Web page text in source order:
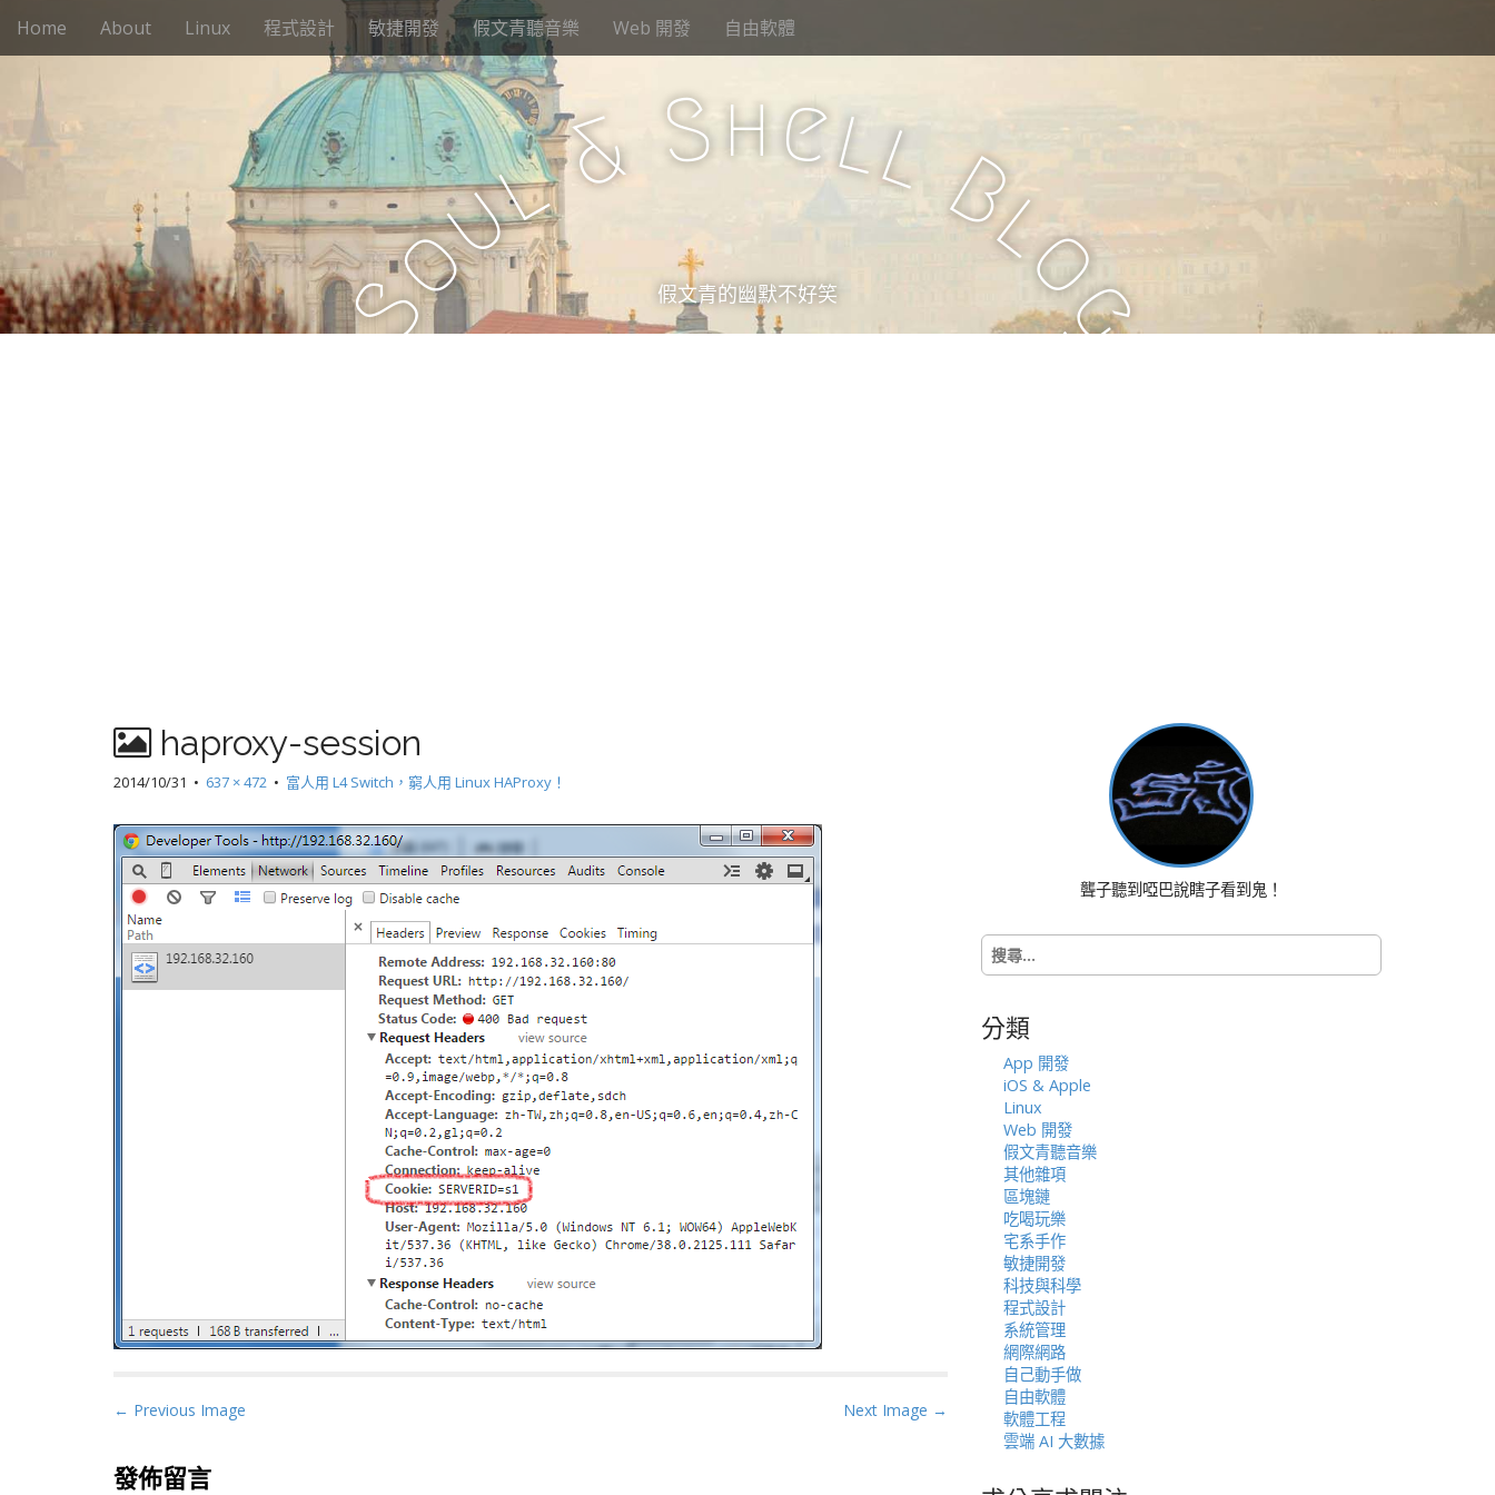
M
e
i
c
n
t
Home About Linux 程式設計 敏捷開發 假文青聽音樂 Web 開發 自由軟體
S
o
u
l& Shell B
l
o
g
假文青的幽默不好笑
haproxy-session
2014/10/31 • 637 × 472 • 富人用 L4 Switch，窮人用 Linux HAProxy！
P
s
← Previous Image Next Image →
發佈留言
聾子聽到啞巴說瞎子看到鬼！
搜
尋
字:
分類
App 開發
iOS & Apple
Linux
Web 開發
假文青聽音樂
其他雜項
區塊鏈
吃喝玩樂
宅系手作
敏捷開發
科技與科學
程式設計
系統管理
網際網路
自己動手做
自由軟體
軟體工程
雲端 AI 大數據